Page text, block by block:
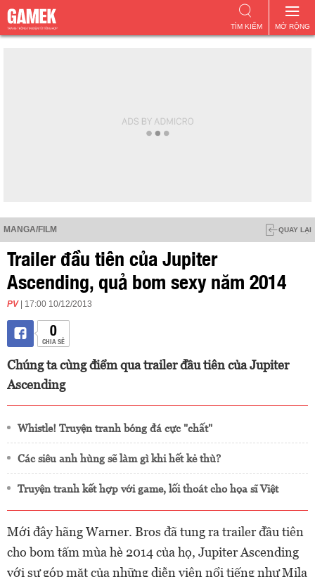
MỞ RỘNG
TÌM KIẾM
MANGA/FILM QUAY LẠI
Trailer đầu tiên của Jupiter
Ascending, quả bom sexy năm 2014
PV | 17:00 10/12/2013
0
CHIA SẺ
Chúng ta cùng điểm qua trailer đầu tiên của Jupiter
Ascending
Whistle! Truyện tranh bóng đá cực "chất"
Các siêu anh hùng sẽ làm gì khi hết kẻ thù?
Truyện tranh kết hợp với game, lối thoát cho họa sĩ Việt
Mới đây hãng Warner. Bros đã tung ra trailer đầu tiên
cho bom tấm mùa hè 2014 của họ, Jupiter Ascending
với sự góp mặt của những diễn viên nổi tiếng như Mila